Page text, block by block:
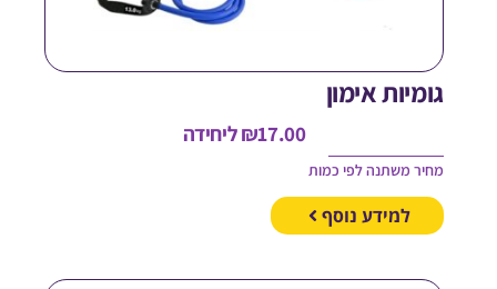
אימון
₪ליחידה
משתנה לפי כמות
למידע נוסף